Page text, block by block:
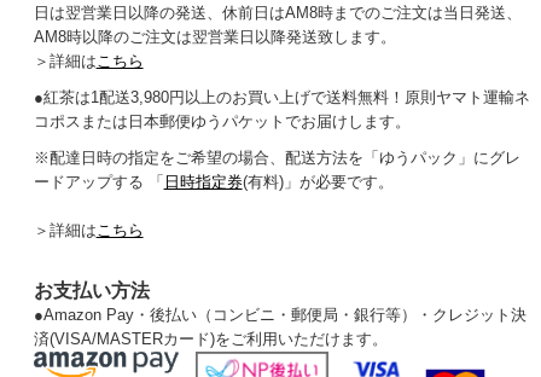
日は翌営業日以降の発送、休前日はAM8時までのご注文は当日発送、
AM8時以降のご注文は翌営業日以降発送致します。
＞詳細はこちら
●紅茶は1配送3,980円以上のお買い上げで送料無料！原則ヤマト運輸ネ
コポスまたは日本郵便ゆうパケットでお届けします。
※配達日時の指定をご希望の場合、配送方法を「ゆうパック」にグレ
ードアップする 「 日時指定券(有料)」が必要です。
＞詳細はこちら
お支払い方法
●Amazon Pay・後払い（コンビニ・郵便局・銀行等）・クレジット決
済(VISA/MASTERカード)をご利用いただけます。